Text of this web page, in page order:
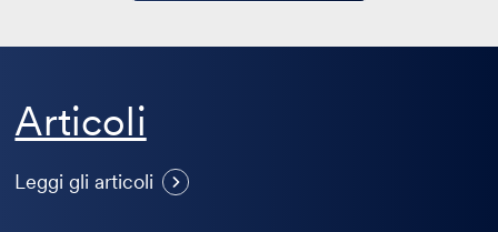
Articoli
Leggi gli articoli
Maasai Mara: il caso del resort
costruito sulla rotta della
Grande Migrazione